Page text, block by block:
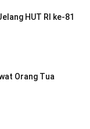
HUT RI ke-81
Orang Tua